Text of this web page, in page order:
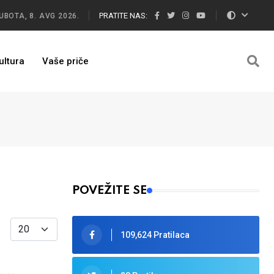
8. AVG 2026. PRATITE NAS:
Vaše priče
Display #
POVEŽITE SE
109,624 Pratilaca